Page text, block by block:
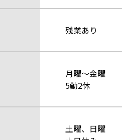
残業あり
月曜～金曜
5勤2休
土曜、日曜